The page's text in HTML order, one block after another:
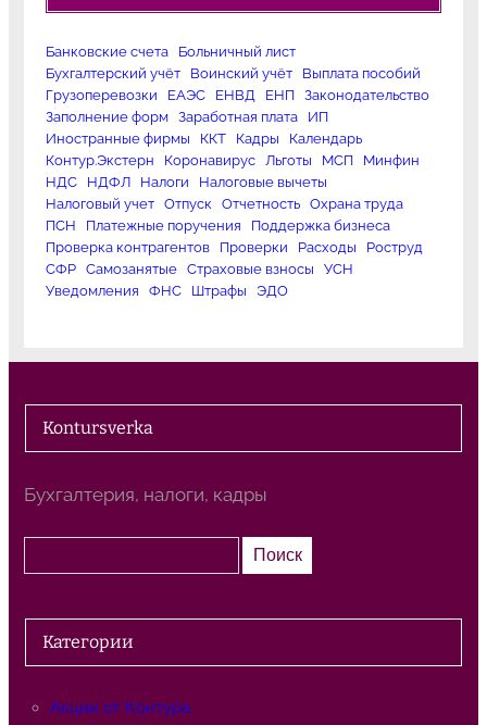
Банковские счета
Больничный лист
Бухгалтерский учёт
Воинский учёт
Выплата пособий
Грузоперевозки
ЕАЭС ЕНВД ЕНП
Законодательство
Заполнение форм
Заработная плата
ИП
Иностранные фирмы
ККТ Кадры
Календарь
Контур.Экстерн
Коронавирус Льготы МСП
Минфин
НДС
НДФЛ Налоги
Налоговые вычеты
Налоговый учет
Отпуск Отчетность
Охрана труда
ПСН
Платежные поручения
Поддержка бизнеса
Проверка контрагентов
Проверки Расходы
Роструд
СФР
Самозанятые Страховые взносы
УСН
Уведомления
ФНС Штрафы ЭДО
Kontursverka
Бухгалтерия, налоги, кадры
о
к
Поиск
Категории
Акции от Контура